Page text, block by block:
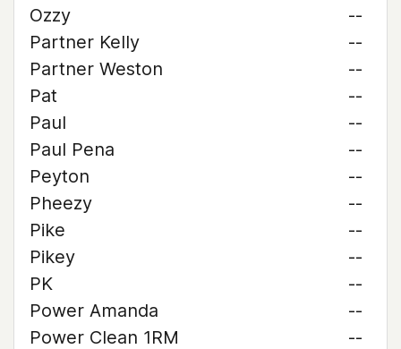
Ozzy
--
Partner Kelly
--
Partner Weston
--
Pat
--
Paul
--
Paul Pena
--
Peyton
--
Pheezy
--
Pike
--
Pikey
--
PK
--
Power Amanda
--
Power Clean 1RM
--